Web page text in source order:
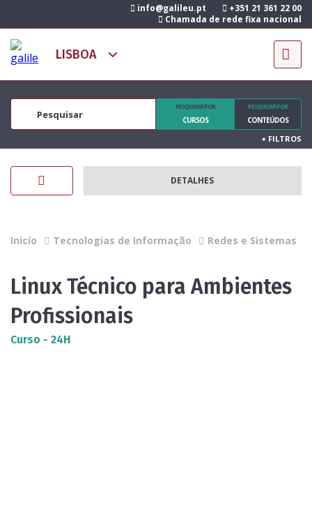
info@galileu.pt
+351 21 361 22 00
Chamada de rede fixa nacional
PESQUISAR POR
CURSOS
PESQUISAR POR
CONTEÚDOS
+ FILTROS
DETALHES
Inicío Tecnologias de Informação Redes e Sistemas
Linux Técnico para Ambientes
Profissionais
Curso - 24H